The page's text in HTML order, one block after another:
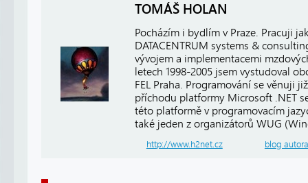
TOMÁŠ HOLAN
Pocházím i bydlím v Praze. Pracuji
DATACENTRUM systems &
vývojem a implementacemi
letech 1998-2005 jsem vystudoval
FEL Praha. Programování se věnuji
příchodu platformy Microsoft .NET
této platformě v programovacím
také jeden z organizátorů WUG
http://www.h2net.cz blog autora